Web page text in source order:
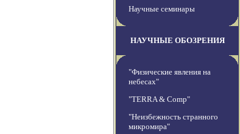
Научные семинары
НАУЧНЫЕ ОБОЗРЕНИЯ
"Физические явления на
небесах"
"TERRA & Comp"
"Неизбежность странного
микромира"